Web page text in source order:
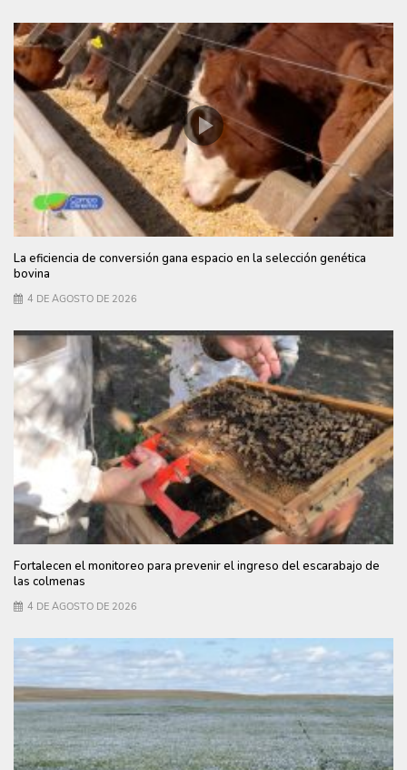
La eficiencia de conversión gana espacio en la selección genética
bovina
4 DE AGOSTO DE 2026
Fortalecen el monitoreo para prevenir el ingreso del escarabajo de
las colmenas
4 DE AGOSTO DE 2026